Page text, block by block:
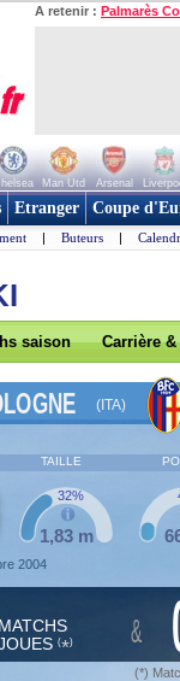
A retenir : Palmarès
Man Utd Arsenal
Etranger Coupe
| Buteurs |
saison Carrière
(ITA)
TAILLE
2004
1,83 m
32%
MATCHS
(*) &
(*)